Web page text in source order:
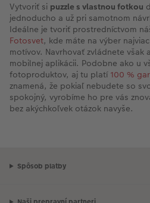
Vytvoriť si puzzle s vlastnou fotkou
jednoducho a už pri samotnom
Ideálne je tvoriť prostredníctvom
Fotosvet, kde máte na výber
motívov. Navrhovať zvládnete
mobilnej aplikácii. Podobne ako u
fotoproduktov, aj tu platí 100 %
znamená, že pokiaľ nebudete so
spokojný, vyrobíme ho pre vás
bez akýchkoľvek otázok navyše.
Spôsob platby